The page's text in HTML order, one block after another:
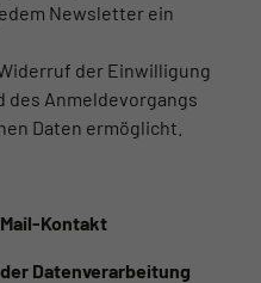
Newsletter ein
der Einwilligung
des Anmeldevorgangs
Daten ermöglicht.
Kontakt
Datenverarbeitung